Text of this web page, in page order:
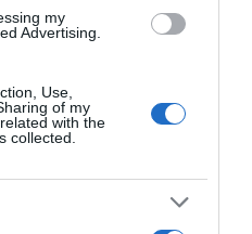
my
Advertising.
Use,
of my
with the
collected.